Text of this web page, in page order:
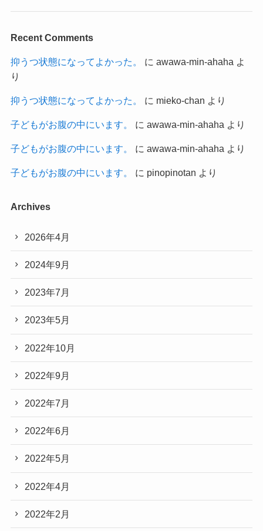
Recent Comments
抑うつ状態になってよかった。 に awawa-min-ahaha よ
り
抑うつ状態になってよかった。 に mieko-chan より
子どもがお腹の中にいます。 に awawa-min-ahaha より
子どもがお腹の中にいます。 に awawa-min-ahaha より
子どもがお腹の中にいます。 に pinopinotan より
Archives
2026年4月
2024年9月
2023年7月
2023年5月
2022年10月
2022年9月
2022年7月
2022年6月
2022年5月
2022年4月
2022年2月